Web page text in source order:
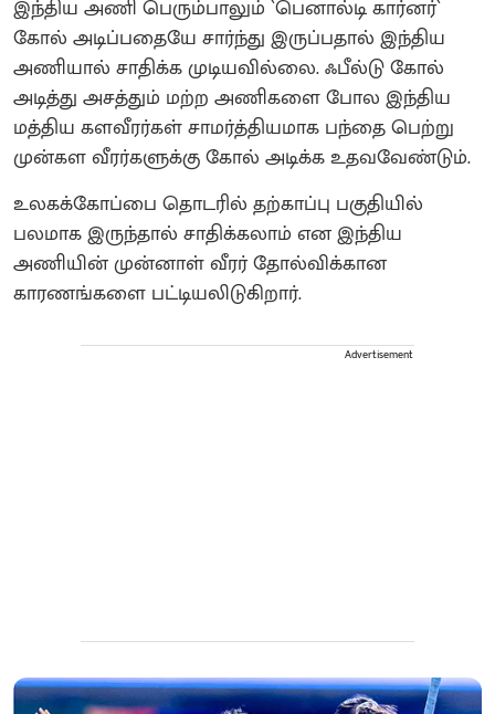
இந்திய அணி பெரும்பாலும் `பெனால்டி கார்னர்`
கோல் அடிப்பதையே சார்ந்து இருப்பதால் இந்திய
அணியால் சாதிக்க முடியவில்லை. ஃபீல்டு கோல்
அடித்து அசத்தும் மற்ற அணிகளை போல இந்திய
மத்திய களவீரர்கள் சாமர்த்தியமாக பந்தை பெற்று
முன்கள வீரர்களுக்கு கோல் அடிக்க உதவவேண்டும்.
உலகக்கோப்பை தொடரில் தற்காப்பு பகுதியில்
பலமாக இருந்தால் சாதிக்கலாம் என இந்திய
அணியின் முன்னாள் வீரர் தோல்விக்கான
காரணங்களை பட்டியலிடுகிறார்.
Advertisement